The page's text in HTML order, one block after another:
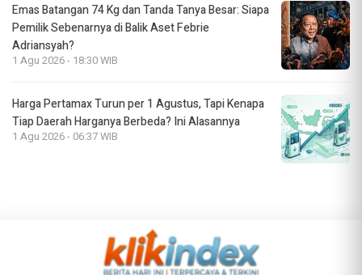
Emas Batangan 74 Kg dan Tanda Tanya Besar: Siapa
Pemilik Sebenarnya di Balik Aset Febrie
Adriansyah?
1 Agu 2026 - 18:30 WIB
Harga Pertamax Turun per 1 Agustus, Tapi Kenapa
Tiap Daerah Harganya Berbeda? Ini Alasannya
1 Agu 2026 - 06:37 WIB